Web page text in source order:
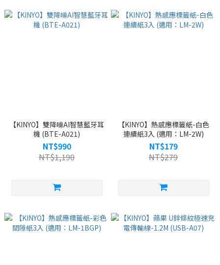
【KINYO】雙降噪AI智慧藍牙耳
機 (BTE-A021)
NT$990
NT$1,190
【KINYO】熱感應標籤紙-白色
連續紙3入 (適用：LM-2W)
NT$179
NT$279